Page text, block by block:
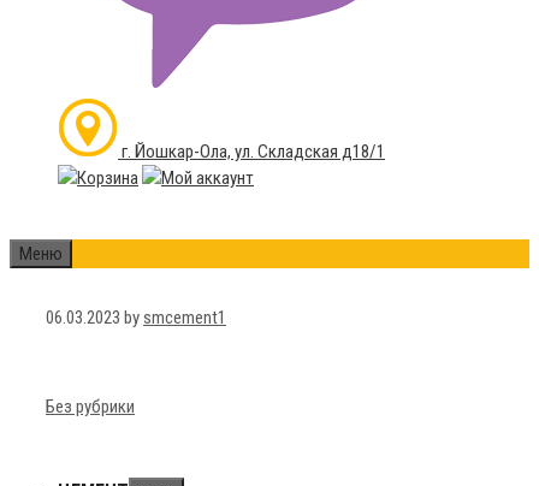
г. Йошкар-Ола, ул. Складская д18/1
Меню
06.03.2023 bysmcement1
Categories
Без рубрики